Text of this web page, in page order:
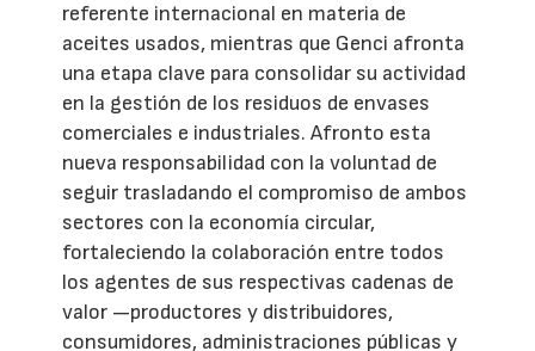
referente internacional en materia de
aceites usados, mientras que Genci afronta
una etapa clave para consolidar su actividad
en la gestión de los residuos de envases
comerciales e industriales. Afronto esta
nueva responsabilidad con la voluntad de
seguir trasladando el compromiso de ambos
sectores con la economía circular,
fortaleciendo la colaboración entre todos
los agentes de sus respectivas cadenas de
valor —productores y distribuidores,
consumidores, administraciones públicas y